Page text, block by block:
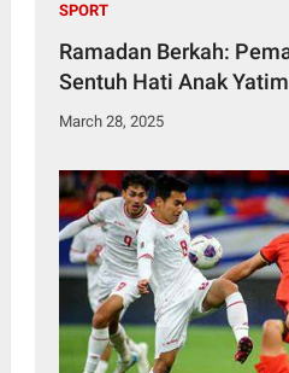
SPORT
Ramadan Berkah:
Sentuh Hati Anak
March 28, 2025